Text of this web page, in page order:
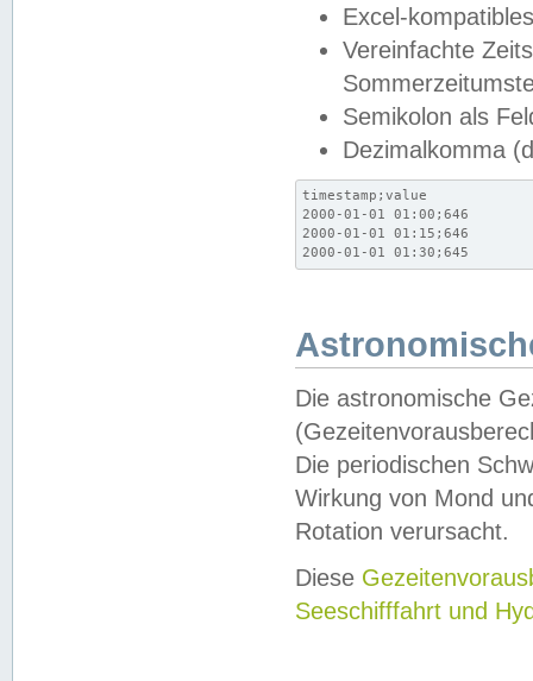
Excel-
Vereinfachte
Semikolon als
Dezimalkomma
timestamp;value
2000-01-01 01:00;646
2000-01-01 01:15;646
2000-01-01 01:30;645
Die astronomische
Die periodischen
Wirkung von Mond
Rotation verursacht.
Diese
Seeschifffahrt und